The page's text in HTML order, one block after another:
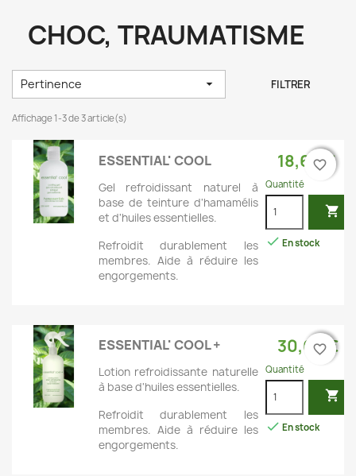
CHOC, TRAUMATISME
Pertinence  FILTRER
Affichage 1-3 de 3 article(s)
ESSENTIAL' COOL
Gel refroidissant naturel à
base de teinture d'hamamélis
et d'huiles essentielles.
Refroidit durablement les
membres. Aide à réduire les
engorgements.
18,60 €
Quantité

favorite_border
 En stock
favorite_border
ESSENTIAL' COOL +
Lotion refroidissante naturelle
à base d'huiles essentielles.
Refroidit durablement les
membres. Aide à réduire les
engorgements.
30,60 €
Quantité

favorite_border
 En stock
favorite_border